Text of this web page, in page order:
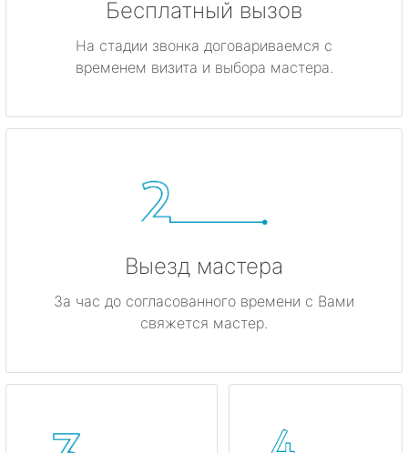
Бесплатный вызов
На стадии звонка договариваемся с
временем визита и выбора мастера.
Выезд мастера
За час до согласованного времени с Вами
свяжется мастер.